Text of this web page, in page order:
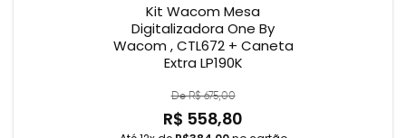
Kit Wacom Mesa
Digitalizadora One By
Wacom , CTL672 + Caneta
Extra LP190K
De R$ 675,00
R$ 558,80